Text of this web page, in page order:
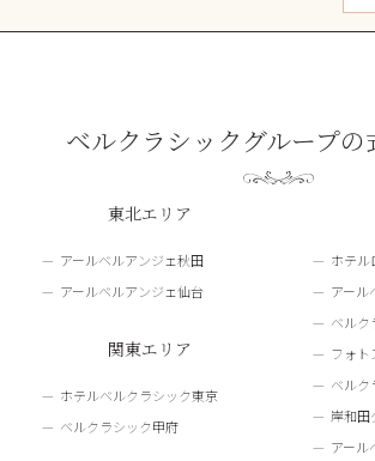
ベルクラシックグループの
東北エリア
アールベルアンジェ秋田
アールベルアンジェ仙台
関東エリア
ホテルベルクラシック東京
ベルクラシック甲府
ホテル
アー
ベルク
フォト
ベルク
岸和田
アール